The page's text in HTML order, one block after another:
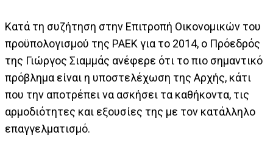
Κατά τη συζήτηση στην Επιτροπή Οικονομικών του
προϋπολογισμού της ΡΑΕΚ για το 2014, ο Πρόεδρός
της Γιώργος Σιαμμάς ανέφερε ότι το πιο σημαντικό
πρόβλημα είναι η υποστελέχωση της Αρχής, κάτι
που την αποτρέπει να ασκήσει τα καθήκοντα, τις
αρμοδιότητες και εξουσίες της με τον κατάλληλο
επαγγελματισμό.